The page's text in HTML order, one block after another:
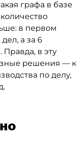
графа в базе
в первом
а за 6
в эту
решения — к
по делу,